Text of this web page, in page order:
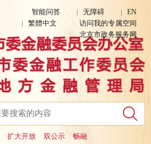
智能问答 无障碍
EN
繁體中文
访问我的专属空间
北京市政务服务网
扩大开放 双公示 畅融